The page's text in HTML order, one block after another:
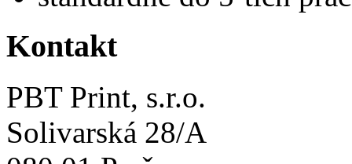
Kontakt
PBT Print, s.r.o.
Solivarská 28/A